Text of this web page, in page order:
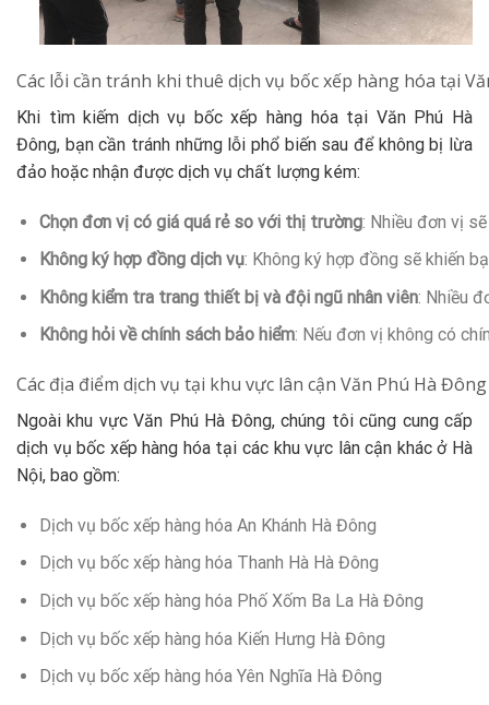
Các lỗi cần tránh khi thuê dịch vụ bốc xếp hàng hóa tại
Khi tìm kiếm dịch vụ bốc xếp hàng hóa tại Văn Phú Hà
Đông, bạn cần tránh những lỗi phổ biến sau để không bị lừa
đảo hoặc nhận được dịch vụ chất lượng kém:
Chọn đơn vị có giá quá rẻ so với thị trường: Nhiều đơn vị
Không ký hợp đồng dịch vụ: Không ký hợp đồng sẽ khiến
Không kiểm tra trang thiết bị và đội ngũ nhân viên: Nhiều
Không hỏi về chính sách bảo hiểm: Nếu đơn vị không có
Các địa điểm dịch vụ tại khu vực lân cận Văn Phú Hà Đông
Ngoài khu vực Văn Phú Hà Đông, chúng tôi cũng cung cấp
dịch vụ bốc xếp hàng hóa tại các khu vực lân cận khác ở Hà
Nội, bao gồm:
Dịch vụ bốc xếp hàng hóa An Khánh Hà Đông
Dịch vụ bốc xếp hàng hóa Thanh Hà Hà Đông
Dịch vụ bốc xếp hàng hóa Phố Xốm Ba La Hà Đông
Dịch vụ bốc xếp hàng hóa Kiến Hưng Hà Đông
Dịch vụ bốc xếp hàng hóa Yên Nghĩa Hà Đông